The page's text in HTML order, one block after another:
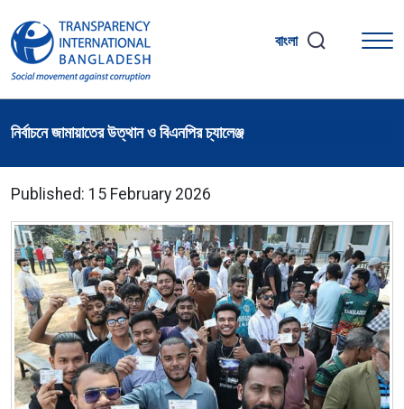
বাংলা
নির্বাচনে জামায়াতের উত্থান ও বিএনপির চ্যালেঞ্জ
Published: 15 February 2026